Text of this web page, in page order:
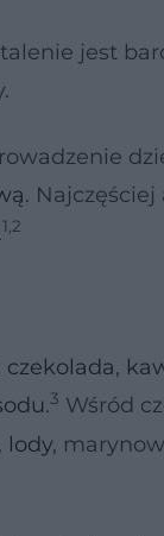
jest
.
1,2
czekolada,
.3 Wśród
, lody,